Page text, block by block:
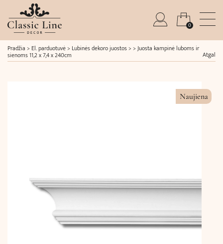
0
Pradžia > El. parduotuvė> Lubinės dekoro juostos> >Juosta kampinė luboms ir
sienoms 11,2 x 7,4 x 240cm Atgal
Naujiena